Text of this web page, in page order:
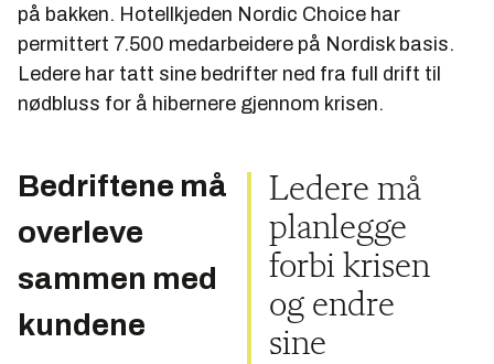
på bakken. Hotellkjeden Nordic Choice har
permittert 7.500 medarbeidere på Nordisk basis.
Ledere har tatt sine bedrifter ned fra full drift til
nødbluss for å hibernere gjennom krisen.
Ledere må
planlegge
forbi krisen
og endre
sine
Bedriftene må
overleve
sammen med
kundene